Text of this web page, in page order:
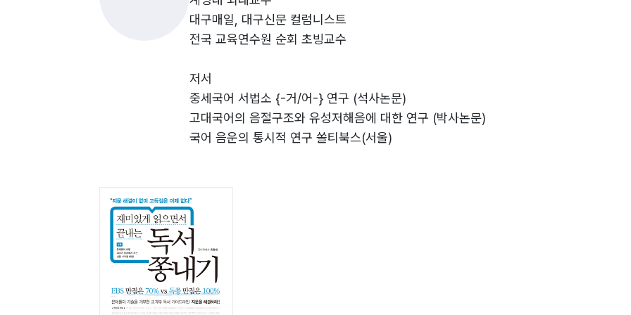
3. 원리의 적용 (실전 기출문제 풀이)
2) 실전에 강하다! <독쫑> 원리가 내재화되면, 사고력 Up! 스킬 UP! 점수 Up!
한다. ‘원리의 학습 ? 원리의 훈련 ? 실전 기출문제 풀이’를 통하여 수능 고득점의 꿈을 이룰 수 있다.
3) 수능에 강하다! 수능이 요구하는 ‘사고적 독해’의 결정판
사고적 독해가 완성되면 속독이 덤으로 주어진다. <독쫑>에서만 제시하는 원리 15가 말하고자 하는 ‘문
이 문제집은 몇 해 전 필자가 ‘유리’라는 학생, ‘코끼리’라는 학생과 함께 수업한 강의를 바탕으로 이루어
을까봐 현장 강의 테이프를 정리해서 대화식 그대로 현장성을 살렸다. 그러므로 국어영역을 공부하는 학
Step 01 원리 1 힘센 주장문
Step 02 원리 2 가장 포괄적인 주장문
Step 04 원리 4 주지냐 보조냐
Step 05 원리 5 문제가 있으면 해결이 있다
Step 06 원리 6 전제 없는 결론은 없다
Step 07 원리 7 원인 없는 결과는 없다
Step 11 원리 11 열거되면 힘이 같다
Step 12 원리 12 비교되면 힘이 같다
Step 13 원리 13 대조되면 힘이 같다
Step 14 원리 14 열거, 비교, 대조의 단락은 힘이 같다
Step 15 원리 15 단락 간의 관계는 중심 문장과의 관계이다
Step 16 원리 16 총정리
대구매일, 대구신문 컬럼니스트
전국 교육연수원 순회 초빙교수
저서
중세국어 서법소 {-거/어-} 연구 (석사논문)
고대국어의 음절구조와 유성저해음에 대한 연구 (박사논문)
국어 음운의 통시적 연구 쏠티북스(서울)
디딤돌 논술 디딤돌(서울)
비문학쫑내기 쏠티북스(서울)
영단어쫑내기 지공신공(서울)
외국어쫑내기 지공신공(서울)
Verbs Patterns 지공신공(서울)
능률 중등 영단어쫑내기 능률교육(서울) 근간